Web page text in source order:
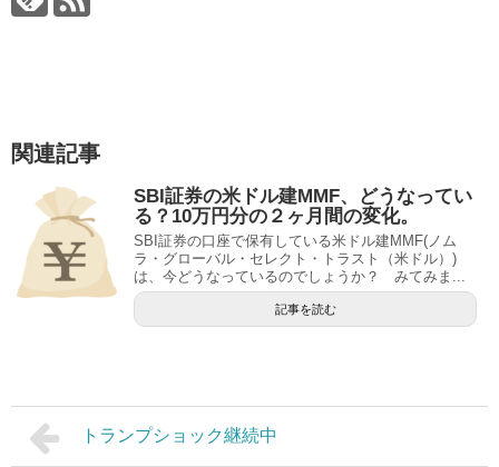
関連記事
SBI証券の米ドル建MMF、どうなってい
る？10万円分の２ヶ月間の変化。
SBI証券の口座で保有している米ドル建MMF(ノム
ラ・グローバル・セレクト・トラスト（米ドル）)
は、今どうなっているのでしょうか？ みてみま...
記事を読む
トランプショック継続中